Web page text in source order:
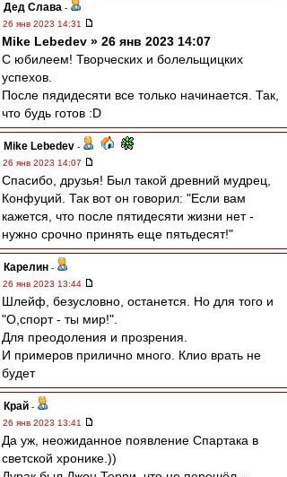
Дед Слава -
26 янв 2023 14:31
Mike Lebedev » 26 янв 2023 14:07
С юбилеем! Творческих и болельщицких
успехов.
После пядидесяти все только начинается. Так,
что будь готов :D
Mike Lebedev -
26 янв 2023 14:07
Спасибо, друзья! Был такой древний мудрец,
Конфуций. Так вот он говорил: "Если вам
кажется, что после пятидесяти жизни нет -
нужно срочно принять еще пятьдесят!"
Карелин -
26 янв 2023 13:44
Шлейф, безусловно, останется. Но для того и
"О,спорт - ты мир!".
Для преодоления и прозрения.
И примеров прилично много. Клио врать не
будет
Край -
26 янв 2023 13:41
Да уж, неожиданное появление Спартака в
светской хронике.))